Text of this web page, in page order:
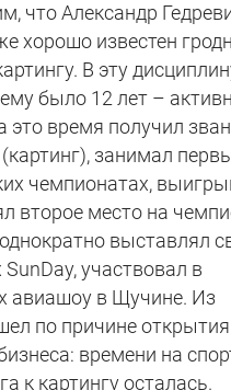
что Александр
хорошо известен
В эту
было 12 лет –
это время получил
занимал
чемпионатах,
второе место на
выставлял
участвовал в
авиашоу в Щучине. Из
по причине открытия
времени на
к картингу осталась.